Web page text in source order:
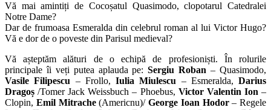
Vă mai amintiți de Cocoșatul Quasimodo, clopotarul Catedralei
Notre Dame?
Dar de frumoasa Esmeralda din celebrul roman al lui Victor Hugo?
Vă e dor de o poveste din Parisul medieval?
Vă așteptăm alături de o echipă de profesioniști. În rolurile
principale îi veți putea aplauda pe:Sergiu Roban – Quasimodo,
Vasile Filipescu – Frollo, Iulia Miulescu – Esmeralda, Darius
Dragoș /Tomer Jack Weissbuch – Phoebus, Victor Valentin Ion –
Clopin, Emil Mitrache(Americnu)/ George Ioan Hodor– Regele